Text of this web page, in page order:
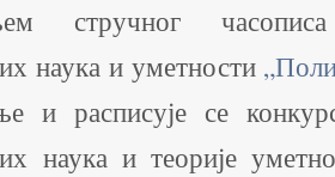
стручног
наука и уметности
и расписује се
наука и теорије